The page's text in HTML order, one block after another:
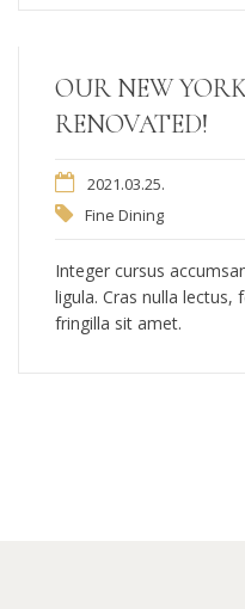
OUR NEW
RENOVATED!
2021.03.25.
Fine Dining
Integer cursus
ligula. Cras nulla
fringilla sit amet.